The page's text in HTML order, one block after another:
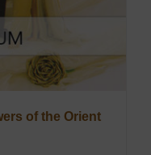
of the Orient